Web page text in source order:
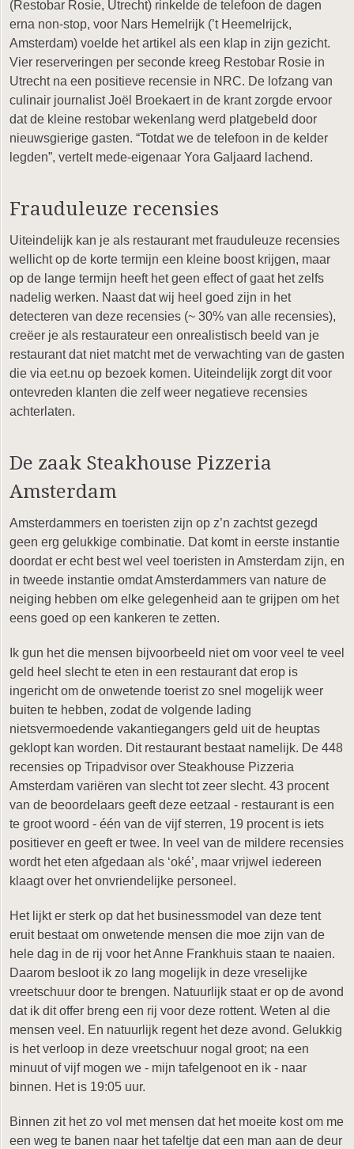
(Restobar Rosie, Utrecht) rinkelde de telefoon de dagen
erna non-stop, voor Nars Hemelrijk (’t Heemelrijck,
Amsterdam) voelde het artikel als een klap in zijn gezicht.
Vier reserveringen per seconde kreeg Restobar Rosie in
Utrecht na een positieve recensie in NRC. De lofzang van
culinair journalist Joël Broekaert in de krant zorgde ervoor
dat de kleine restobar wekenlang werd platgebeld door
nieuwsgierige gasten. “Totdat we de telefoon in de kelder
legden”, vertelt mede-eigenaar Yora Galjaard lachend.
Frauduleuze recensies
Uiteindelijk kan je als restaurant met frauduleuze recensies
wellicht op de korte termijn een kleine boost krijgen, maar
op de lange termijn heeft het geen effect of gaat het zelfs
nadelig werken. Naast dat wij heel goed zijn in het
detecteren van deze recensies (~ 30% van alle recensies),
creëer je als restaurateur een onrealistisch beeld van je
restaurant dat niet matcht met de verwachting van de gasten
die via eet.nu op bezoek komen. Uiteindelijk zorgt dit voor
ontevreden klanten die zelf weer negatieve recensies
achterlaten.
De zaak Steakhouse Pizzeria
Amsterdam
Amsterdammers en toeristen zijn op z’n zachtst gezegd
geen erg gelukkige combinatie. Dat komt in eerste instantie
doordat er echt best wel veel toeristen in Amsterdam zijn, en
in tweede instantie omdat Amsterdammers van nature de
neiging hebben om elke gelegenheid aan te grijpen om het
eens goed op een kankeren te zetten.
Ik gun het die mensen bijvoorbeeld niet om voor veel te veel
geld heel slecht te eten in een restaurant dat erop is
ingericht om de onwetende toerist zo snel mogelijk weer
buiten te hebben, zodat de volgende lading
nietsvermoedende vakantiegangers geld uit de heuptas
geklopt kan worden. Dit restaurant bestaat namelijk. De 448
recensies op Tripadvisor over Steakhouse Pizzeria
Amsterdam variëren van slecht tot zeer slecht. 43 procent
van de beoordelaars geeft deze eetzaal - restaurant is een
te groot woord - één van de vijf sterren, 19 procent is iets
positiever en geeft er twee. In veel van de mildere recensies
wordt het eten afgedaan als ‘oké’, maar vrijwel iedereen
klaagt over het onvriendelijke personeel.
Het lijkt er sterk op dat het businessmodel van deze tent
eruit bestaat om onwetende mensen die moe zijn van de
hele dag in de rij voor het Anne Frankhuis staan te naaien.
Daarom besloot ik zo lang mogelijk in deze vreselijke
vreetschuur door te brengen. Natuurlijk staat er op de avond
dat ik dit offer breng een rij voor deze rottent. Weten al die
mensen veel. En natuurlijk regent het deze avond. Gelukkig
is het verloop in deze vreetschuur nogal groot; na een
minuut of vijf mogen we - mijn tafelgenoot en ik - naar
binnen. Het is 19:05 uur.
Binnen zit het zo vol met mensen dat het moeite kost om me
een weg te banen naar het tafeltje dat een man aan de deur